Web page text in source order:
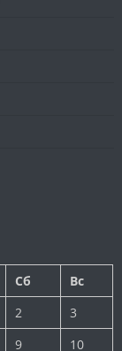
Сб
Вс
2
3
9 10